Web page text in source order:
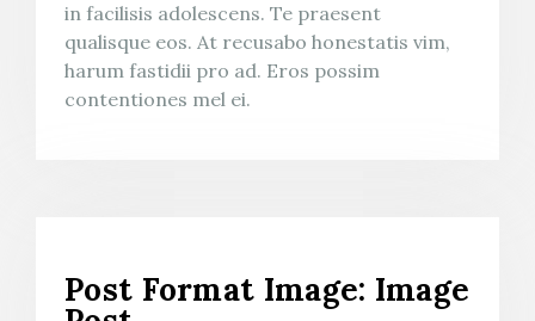
in facilisis adolescens. Te praesent
qualisque eos. At recusabo honestatis vim,
harum fastidii pro ad. Eros possim
contentiones mel ei.
Post Format Image: Image